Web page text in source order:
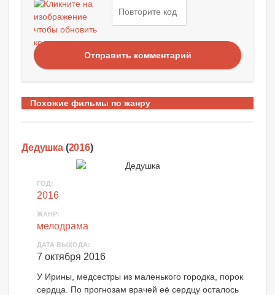
Отправить комментарий
Похожие фильмы по жанру
Дедушка(2016)
ГОД:
2016
ЖАНР:
мелодрама
ДАТА ВЫХОДА:
7 октября 2016
У Ирины, медсестры из маленького городка, порок
сердца. По прогнозам врачей её сердцу осталось